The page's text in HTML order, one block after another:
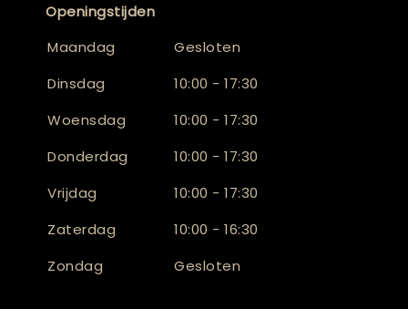
Openingstijden
Maandag
Gesloten
Dinsdag
10:00 - 17:30
Woensdag
10:00 - 17:30
Donderdag
10:00 - 17:30
Vrijdag
10:00 - 17:30
Zaterdag
10:00 - 16:30
Zondag
Gesloten